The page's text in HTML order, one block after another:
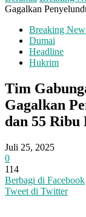
Gagalkan
Breaking
Dumai
Headline
Hukrim
Tim
Gagalkan
dan 55 Ribu
Juli 25, 2025
0
114
Berbagi di Facebook
Tweet di Twitter